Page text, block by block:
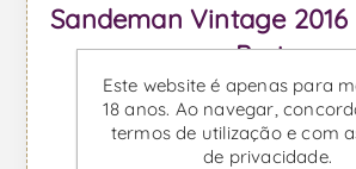
Sandeman Vintage
Porto
Desde €70,61 IVA
Este website é apenas para
18 anos. Ao navegar,
termos de utilização e com
de privacidade.